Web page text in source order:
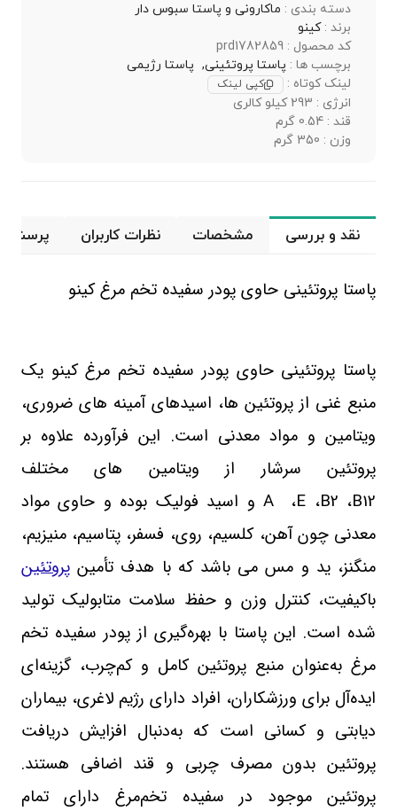
دسته بندی : ماکارونی و پاستا سبوس دار
برند :کینو
کد محصول : prd1782859
برچسب ها : پاستا پروتئینی, پاستا رژیمی
لینک کوتاه :
کپی لینک
انرژی : 293 کیلو کالری
قند : 0.54 گرم
وزن : 350 گرم
نقد و بررسی مشخصات نظرات کاربران پرسش
پاستا پروتئینی حاوی پودر سفیده تخم‌ مرغ کینو
پاستا پروتئینی حاوی پودر سفیده تخم‌ مرغ کینو یک
منبع غنی از پروتئین ها، اسیدهای آمینه های ضروری،
ویتامین و مواد معدنی است. این فرآورده علاوه بر
پروتئین سرشار از ویتامین های مختلف
B12، B2، E، Aو اسید فولیک بوده و حاوی مواد
معدنی چون آهن، کلسیم، روی، فسفر، پتاسیم، منیزیم،
منگنز، ید و مس می باشد که با هدف تأمینپروتئین
باکیفیت، کنترل وزن و حفظ سلامت متابولیک تولید
شده است. این پاستا با بهره‌گیری از پودر سفیده تخم‌
مرغ به‌عنوان منبع پروتئین کامل و کم‌چرب، گزینه‌ای
ایده‌آل برای ورزشکاران، افراد دارای رژیم لاغری، بیماران
دیابتی و کسانی است که به‌دنبال افزایش دریافت
پروتئین بدون مصرف چربی و قند اضافی هستند.
پروتئین موجود در سفیده تخم‌مرغ دارای تمام